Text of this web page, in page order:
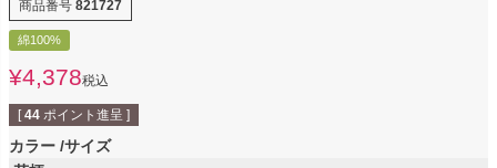
商品番号 821727
綿100%
¥4,378税込
[ 44 ポイント進呈 ]
カラー サイズ